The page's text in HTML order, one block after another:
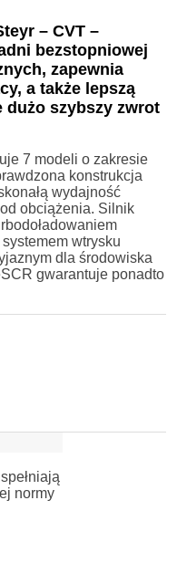
– CVT –
bezstopniowej
zapewnia
a także lepszą
dużo szybszy zwrot
7 modeli o zakresie
konstrukcja
wydajność
obciążenia. Silnik
wtrysku
dla środowiska
gwarantuje ponadto
normy